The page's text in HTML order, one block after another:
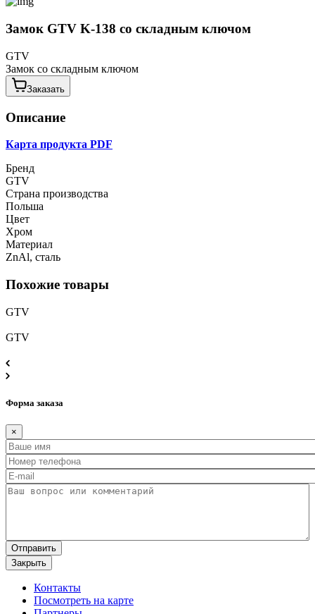
Замок GTV K-138 со складным ключом
GTV
Замок со складным ключом
Заказать
Описание
Карта продукта PDF
Бренд
GTV
Страна производства
Польша
Цвет
Хром
Материал
ZnAl, сталь
Похожие товары
GTV
GTV
Форма заказа
×
Имя*
Номер телефона
E-mail
Ваш вопрос или сообщение
Закрыть
Контакты
Посмотреть на карте